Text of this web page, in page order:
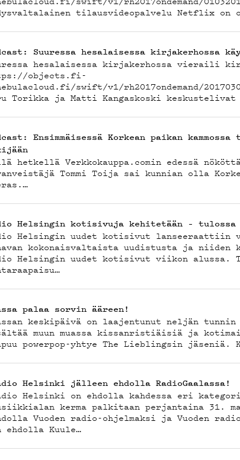
tilausvideopalvelu Netflix on
Suuressa hesalaisessa kirjakerhossa
hesalaisessa kirjakerhossa vieraili
objects.fi-
swift/v1/rh2017ondemand/
Torikka ja Matti Kangaskoski
Ensimmäisessä Korkean paikan
hetkellä Verkkokauppa.comin edessä
Tommi Toija sai kunnian olla
Helsingin kotisivuja kehitetään –
Helsingin uudet kotisivut
kokonaisvaltaista uudistusta ja niiden
Helsingin uudet kotisivut viikon alussa.
palaa sorvin ääreen!
keskipäivä on laajentunut neljän tunnin
muun muassa kissanristiäisiä ja
powerpop-yhtye The Lieblingsin jäseniä.
Helsinki jälleen ehdolla RadioGaalassa!
Helsinki on ehdolla kahdessa eri
kerma palkitaan perjantaina 31.
Vuoden radio-ohjelmaksi ja Vuoden
ehdolla Kuule…